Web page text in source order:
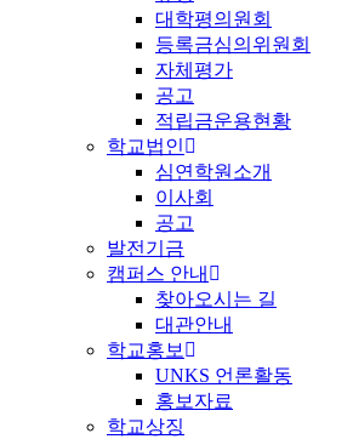
대학평의원회
등록금심의위원회
자체평가
공고
적립금운용현황
학교법인
심연학원소개
이사회
공고
발전기금
캠퍼스 안내
찾아오시는 길
대관안내
학교홍보
UNKS 언론활동
홍보자료
학교상징